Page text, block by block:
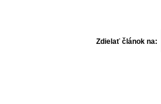
Zdielať článok na: